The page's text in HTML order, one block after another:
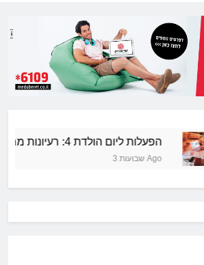
הפעלות ליום הולדת 4: רעיונות מרעננים ושמחים
3 שבועות Ago